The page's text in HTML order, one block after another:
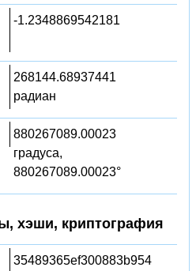
-1.2348869542181
268144.68937441
радиан
880267089.00023
градуса,
880267089.00023°
хэши, криптография
35489365ef300883b954